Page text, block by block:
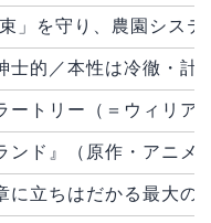
」を守り、農園シス
士的／本性は冷徹・計
ートリー（＝ウィリア
ンド』（原作・アニメ
に立ちはだかる最大の